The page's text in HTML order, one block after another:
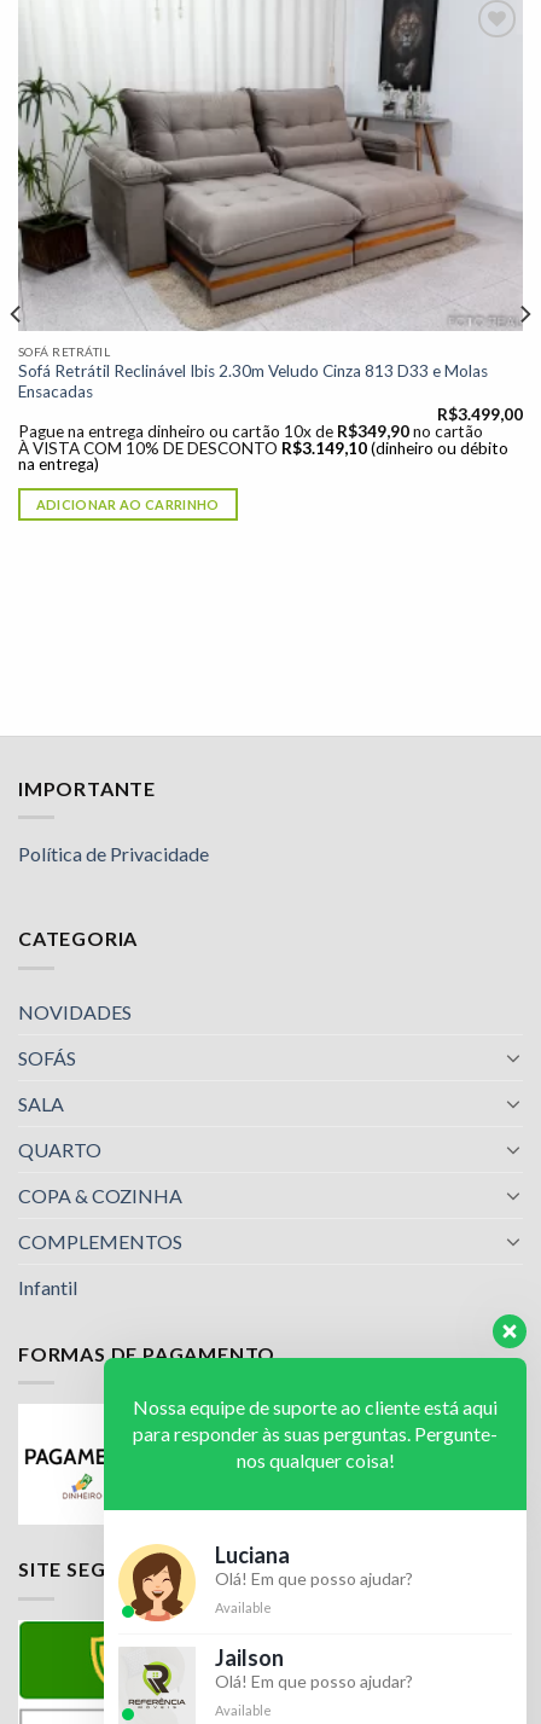
SOFÁ RETRÁTIL
Sofá Retrátil Reclinável Ibis 2.30m Veludo Cinza 813 D33 e Molas
Ensacadas
R$3.499,00
Pague na entrega dinheiro ou cartão 10x de R$349,90 no cartão
À VISTA COM 10% DE DESCONTO R$3.149,10 (dinheiro ou débito
na entrega)
ADICIONAR AO CARRINHO
IMPORTANTE
Política de Privacidade
CATEGORIA
NOVIDADES
SOFÁS
SALA
QUARTO
COPA & COZINHA
COMPLEMENTOS
Infantil
FORMAS DE PAGAMENTO
SITE SEGURO
Nossa equipe de suporte ao cliente está aqui
para responder às suas perguntas. Pergunte-
nos qualquer coisa!
Luciana
Olá! Em que posso ajudar?
Available
Jailson
Olá! Em que posso ajudar?
Available